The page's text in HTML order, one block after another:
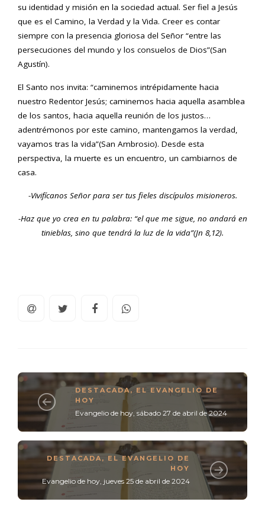
su identidad y misión en la sociedad actual. Ser fiel a Jesús
que es el Camino, la Verdad y la Vida. Creer es contar
siempre con la presencia gloriosa del Señor “entre las
persecuciones del mundo y los consuelos de Dios”(San
Agustín).
El Santo nos invita: “caminemos intrépidamente hacia
nuestro Redentor Jesús; caminemos hacia aquella asamblea
de los santos, hacia aquella reunión de los justos…
adentrémonos por este camino, mantengamos la verdad,
vayamos tras la vida”(San Ambrosio). Desde esta
perspectiva, la muerte es un encuentro, un cambiarnos de
casa.
-Vivifícanos Señor para ser tus fieles discípulos misioneros.
-Haz que yo crea en tu palabra: “el que me sigue, no andará en
tinieblas, sino que tendrá la luz de la vida”(Jn 8,12).
DESTACADA, EL EVANGELIO DE
HOY
Evangelio de hoy, sábado 27 de abril de 2024
DESTACADA, EL EVANGELIO DE
HOY
Evangelio de hoy, jueves 25 de abril de 2024